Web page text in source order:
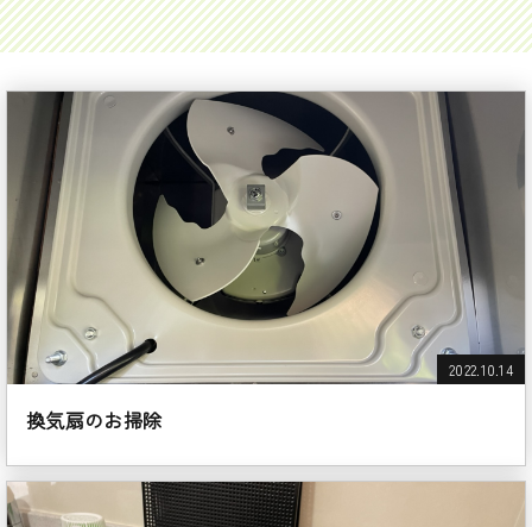
2022.10.14
換気扇のお掃除